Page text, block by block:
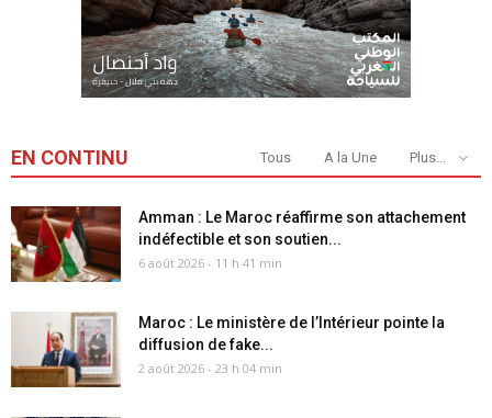
EN CONTINU Tous A la Une Plus...
Amman : Le Maroc réaffirme son attachement
indéfectible et son soutien...
6 août 2026 - 11 h 41 min
Maroc : Le ministère de l’Intérieur pointe la
diffusion de fake...
2 août 2026 - 23 h 04 min